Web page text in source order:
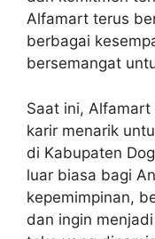
Alfamart terus
berbagai
bersemangat
Saat ini,
karir menarik
di Kabupaten
luar biasa bagi
kepemimpinan,
dan ingin